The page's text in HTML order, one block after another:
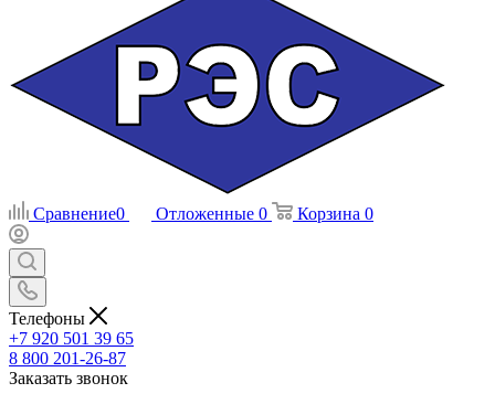
Сравнение0 Отложенные 0 Корзина 0
Телефоны
+7 920 501 39 65
8 800 201-26-87
Заказать звонок